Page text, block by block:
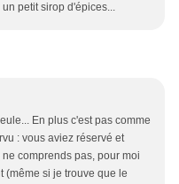
petit sirop d'épices...
En plus c'est pas comme
: vous aviez réservé et
comprends pas, pour moi
(même si je trouve que le